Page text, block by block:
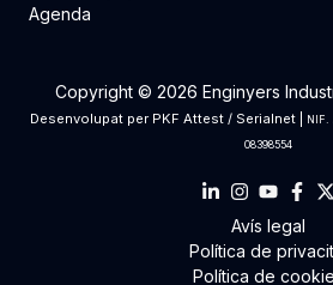
Agenda
Copyright © 2026 Enginyers
Desenvolupat per PKF Attest/ Serialnet|
NIF.
08398554
Avís legal
Política de
Política de